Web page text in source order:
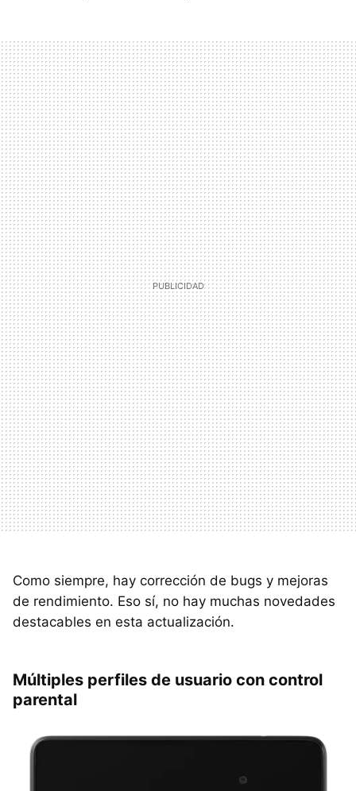
Como siempre, hay corrección de bugs y mejoras
de rendimiento. Eso sí, no hay muchas novedades
destacables en esta actualización.
Múltiples perfiles de usuario con control
parental